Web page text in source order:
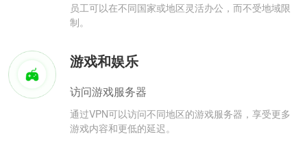
员工可以在不同国家或地区灵活办公，而不受地域限
制。
游戏和娱乐
访问游戏服务器
通过VPN可以访问不同地区的游戏服务器，享受更多
游戏内容和更低的延迟。